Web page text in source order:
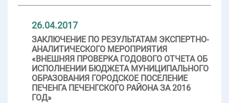
26.04.2017
ЗАКЛЮЧЕНИЕ ПО РЕЗУЛЬТАТАМ ЭКСПЕРТНО-
АНАЛИТИЧЕСКОГО МЕРОПРИЯТИЯ
«ВНЕШНЯЯ ПРОВЕРКА ГОДОВОГО ОТЧЕТА ОБ
ИСПОЛНЕНИИ БЮДЖЕТА МУНИЦИПАЛЬНОГО
ОБРАЗОВАНИЯ ГОРОДСКОЕ ПОСЕЛЕНИЕ
ПЕЧЕНГА ПЕЧЕНГСКОГО РАЙОНА ЗА 2016
ГОД»